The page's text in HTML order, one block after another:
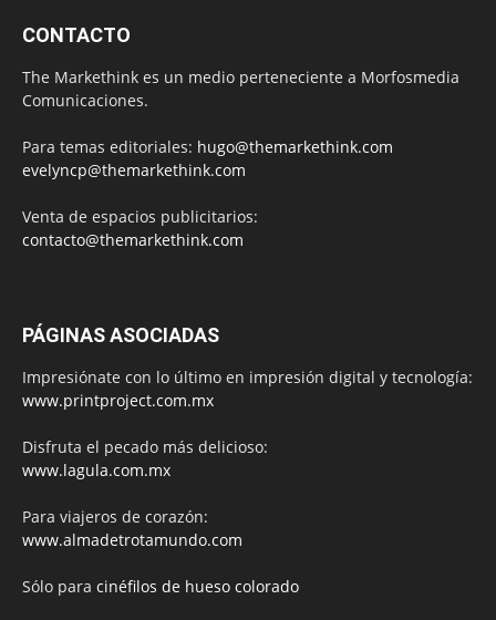
CONTACTO
The Markethink es un medio perteneciente a Morfosmedia
Comunicaciones.
Para temas editoriales: hugo@themarkethink.com
evelyncp@themarkethink.com
Venta de espacios publicitarios:
contacto@themarkethink.com
PÁGINAS ASOCIADAS
Impresiónate con lo último en impresión digital y tecnología:
www.printproject.com.mx
Disfruta el pecado más delicioso:
www.lagula.com.mx
Para viajeros de corazón:
www.almadetrotamundo.com
Sólo para cinéfilos de hueso colorado